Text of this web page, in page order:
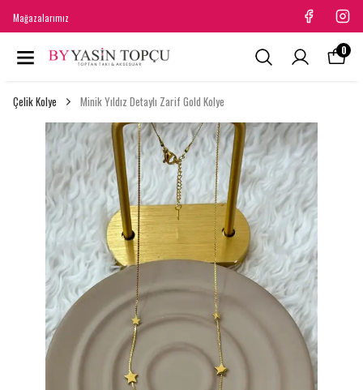
Mağazalarımız
0
Çelik Kolye Minik Yıldız Detaylı Zarif Gold Kolye